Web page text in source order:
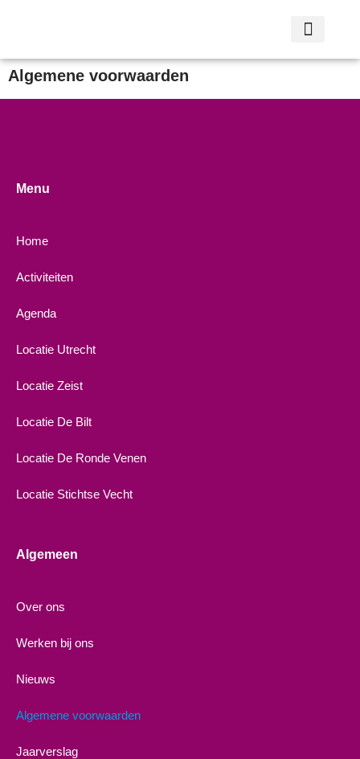
Algemene voorwaarden
Menu
Home
Activiteiten
Agenda
Locatie Utrecht
Locatie Zeist
Locatie De Bilt
Locatie De Ronde Venen
Locatie Stichtse Vecht
Algemeen
Over ons
Werken bij ons
Nieuws
Algemene voorwaarden
Jaarverslag